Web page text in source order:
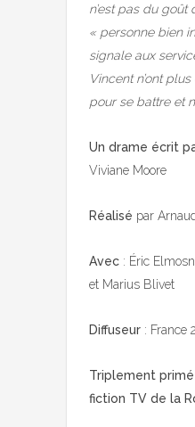
n’est pas du goût
« personne bien
signale aux
Vincent n’ont
pour se battre et
Un drame écrit
Viviane Moore
Réalisé par
Avec : Éric
et Marius Blivet
Diffuseur : France 2
Triplement
fiction TV de la